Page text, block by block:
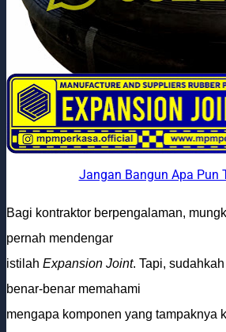
Jangan Bangun Apa Pun
Bagi kontraktor berpengalaman,
pernah mendengar
istilah Expansion Joint. Tapi,
benar-benar memahami
mengapa komponen yang tampaknya